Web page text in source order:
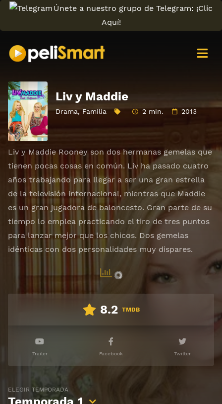
Únete a nuestro grupo de Telegram: ¡Clic
Aquí!
Liv y Maddie
Drama,Familia 2 min. 2013
Liv y Maddie Rooney son dos hermanas gemelas que
tienen pocas cosas en común. Liv ha pasado cuatro
años trabajando para llegar a ser una gran estrella
de la televisión internacional, mientras que Maddie
es un gran jugadora de baloncesto. Gran parte de su
tiempo lo emplea practicando el tiro de tres puntos
para lanzar mejor que los chicos. Dos gemelas
idénticas con dos personalidades muy dispares.
8.2 TMDB
Trailer Facebook Twitter
ELEGIR TEMPORADA